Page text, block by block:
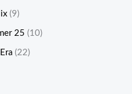
(9)
25 (10)
(22)